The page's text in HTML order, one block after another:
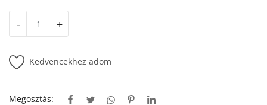
- +
Kedvencekhez adom
Megosztás: